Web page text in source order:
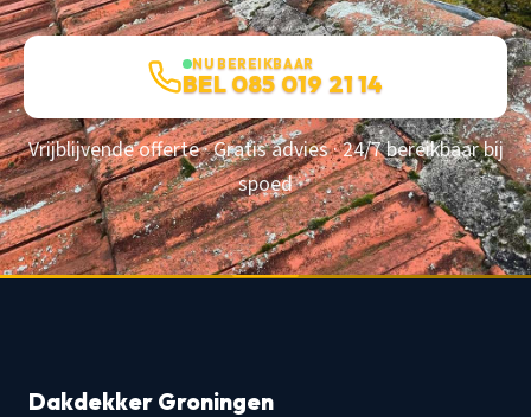
NU BEREIKBAAR
BEL 085 019 21 14
Vrijblijvende offerte · Gratis advies · 24/7 bereikbaar bij
spoed
Dakdekker Groningen